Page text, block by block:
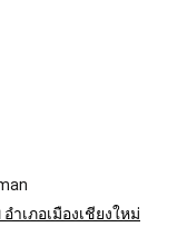
เภอเมืองเชียงใหม่